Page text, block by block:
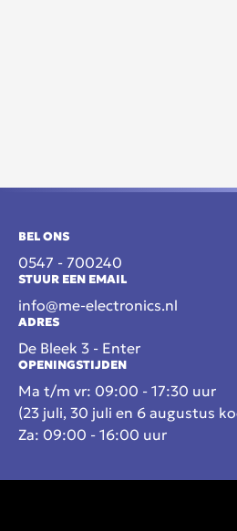
BEL ONS
0547 - 700240
STUUR EEN EMAIL
info@me-electronics.nl
ADRES
De Bleek 3 - Enter
OPENINGSTIJDEN
Ma t/m vr: 09:00 - 17:30 uur
(23 juli, 30 juli en 6 augustus
Za: 09:00 - 16:00 uur